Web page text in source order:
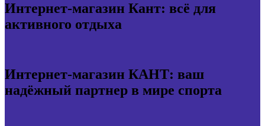
Интернет-магазин Кант: всё для
активного отдыха
Интернет-магазин КАНТ: ваш
надёжный партнер в мире спорта